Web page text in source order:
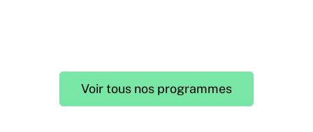
Voir tous nos programmes